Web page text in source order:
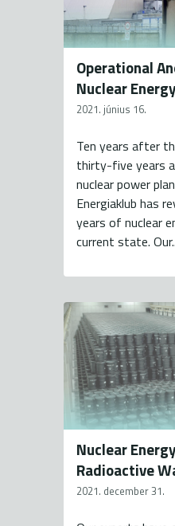
Operational
Nuclear Energy
2021. június 16.
Ten years after
thirty-five years
nuclear power
Energiaklub has
years of nuclear
current state.
Nuclear
Radioactive
2021. december 31.